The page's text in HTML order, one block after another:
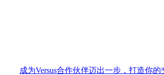
成为Versus合作伙伴迈出一步，打造你的